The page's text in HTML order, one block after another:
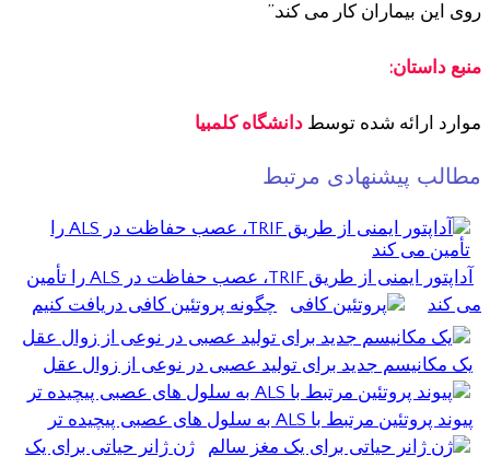
روی این بیماران کار می کند.”
منبع داستان:
موارد ارائه شده توسط دانشگاه کلمبیا
مطالب پیشنهادی مرتبط
آداپتور ایمنی از طریق TRIF، عصب حفاظت در ALS را تأمین
می کند
چگونه پروتئین کافی دریافت کنیم
یک مکانیسم جدید برای تولید عصبی در نوعی از زوال عقل
پیوند پروتئین مرتبط با ALS به سلول های عصبی پیچیده تر
ژن ژانر حیاتی برای یک